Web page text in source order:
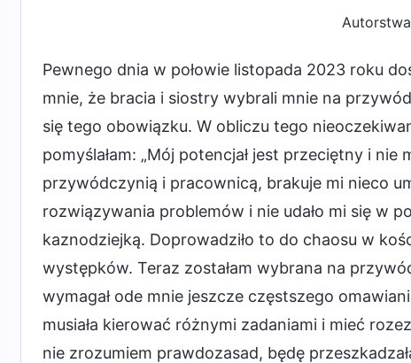
Pewnego dnia w połowie listopada 2023 roku
mnie, że bracia i siostry wybrali mnie na
się tego obowiązku. W obliczu tego
pomyślałam: „Mój potencjał jest przeciętny i
przywódczynią i pracownicą, brakuje mi nieco
rozwiązywania problemów i nie udało mi się w
kaznodziejką. Doprowadziło to do chaosu w
występków. Teraz zostałam wybrana na
wymagał ode mnie jeszcze częstszego
musiała kierować różnymi zadaniami i mieć
nie zrozumiem prawdozasad, będę